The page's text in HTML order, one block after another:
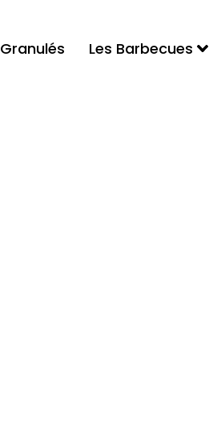
Granulés Les Barbecues